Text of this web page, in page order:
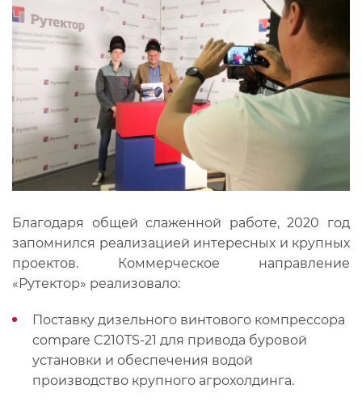
Благодаря общей слаженной работе, 2020 год
запомнился реализацией интересных и крупных
проектов. Коммерческое направление
«Рутектор» реализовало:
Поставку дизельного винтового компрессора
compare C210TS-21 для привода буровой
установки и обеспечения водой
производство крупного агрохолдинга.